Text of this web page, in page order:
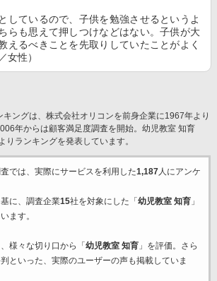
しているので、子供を勉強させるというよ
らも思えて押しつけなどはない。子供が大
えるべきことを先取りしていたことがよく
女性）
キングは、株式会社オリコンを前身企業に1967年より
年からは顧客満足度調査を開始。幼児教室 知育
りランキングを発表しています。
では、実際にサービスを利用した1,187人にアンケ
に、調査企業15社を対象にした「 幼児教室 知育」
ます。
様々な切り口から「 幼児教室 知育」を評価。さら
といった、実際のユーザーの声も掲載していま